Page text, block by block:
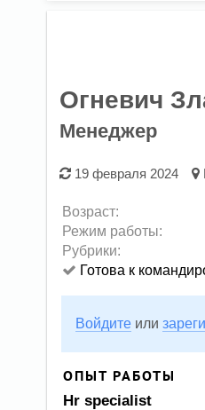
Огневич
Менеджер
19 февраля 2024
Возраст:
Режим работы:
Рубрики:
Готова к
Войдите или
ОПЫТ РАБОТЫ
hr specialist